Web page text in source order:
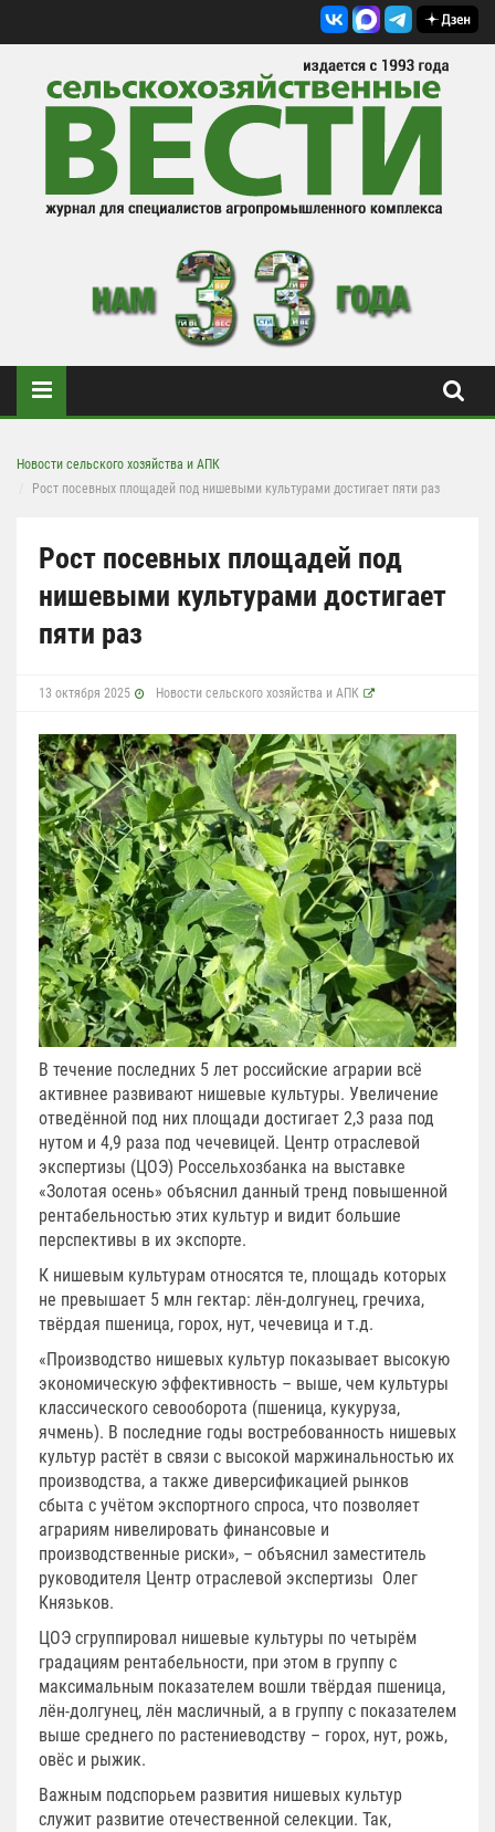
Новости сельского хозяйства и АПК
Рост посевных площадей под нишевыми культурами достигает пяти раз
Рост посевных площадей под
нишевыми культурами достигает
пяти раз
13 октября 2025 Новости сельского хозяйства и АПК
В течение последних 5 лет российские аграрии всё
активнее развивают нишевые культуры. Увеличение
отведённой под них площади достигает 2,3 раза под
нутом и 4,9 раза под чечевицей. Центр отраслевой
экспертизы (ЦОЭ) Россельхозбанка на выставке
«Золотая осень» объяснил данный тренд повышенной
рентабельностью этих культур и видит большие
перспективы в их экспорте.
К нишевым культурам относятся те, площадь которых
не превышает 5 млн гектар: лён-долгунец, гречиха,
твёрдая пшеница, горох, нут, чечевица и т.д.
«Производство нишевых культур показывает высокую
экономическую эффективность – выше, чем культуры
классического севооборота (пшеница, кукуруза,
ячмень). В последние годы востребованность нишевых
культур растёт в связи с высокой маржинальностью их
производства, а также диверсификацией рынков
сбыта с учётом экспортного спроса, что позволяет
аграриям нивелировать финансовые и
производственные риски», – объяснил заместитель
руководителя Центр отраслевой экспертизы Олег
Князьков.
ЦОЭ сгруппировал нишевые культуры по четырём
градациям рентабельности, при этом в группу с
максимальным показателем вошли твёрдая пшеница,
лён-долгунец, лён масличный, а в группу с показателем
выше среднего по растениеводству – горох, нут, рожь,
овёс и рыжик.
Важным подспорьем развития нишевых культур
служит развитие отечественной селекции. Так,